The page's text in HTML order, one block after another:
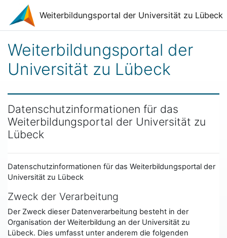
Zum Hauptinhalt
Weiterbildungsportal der Universität zu Lübeck
Weiterbildungsportal der
Universität zu Lübeck
Datenschutzinformationen für das
Weiterbildungsportal der Universität zu
Lübeck
Datenschutzinformationen für das Weiterbildungsportal der
Universität zu Lübeck
Zweck der Verarbeitung
Der Zweck dieser Datenverarbeitung besteht in der
Organisation der Weiterbildung an der Universität zu
Lübeck. Dies umfasst unter anderem die folgenden